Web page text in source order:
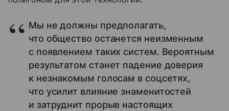
Мы не должны предполагать,
что общество останется неизменным
с появлением таких систем. Вероятным
результатом станет падение доверия
к незнакомым голосам в соцсетях,
что усилит влияние знаменитостей
и затруднит прорыв настоящих